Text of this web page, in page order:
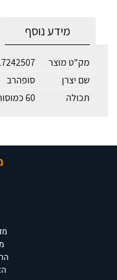
מידע נוסף
מק"ט מוצר
שם יצרן
סופהרב
תכולה
60 כמוסות (1.12 ₪ ליחידה)